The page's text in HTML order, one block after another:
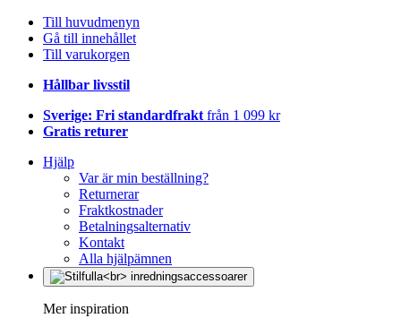
Till huvudmenyn
Gå till innehållet
Till varukorgen
Hållbar livsstil
Sverige: Fri standardfrakt från 1 099 kr
Gratis returer
Hjälp
Var är min beställning?
Returnerar
Fraktkostnader
Betalningsalternativ
Kontakt
Alla hjälpämnen
Mer inspiration